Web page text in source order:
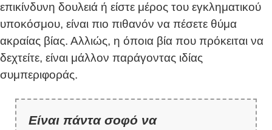
επικίνδυνη δουλειά ή είστε μέρος του εγκληματικού
υποκόσμου, είναι πιο πιθανόν να πέσετε θύμα
ακραίας βίας. Αλλιώς, η όποια βία που πρόκειται να
δεχτείτε, είναι μάλλον παράγοντας ιδίας
συμπεριφοράς.
Είναι πάντα σοφό να